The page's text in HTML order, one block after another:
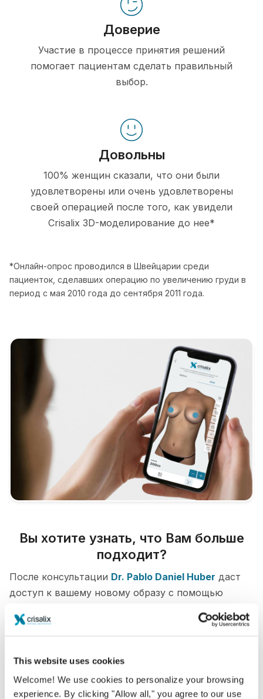
This website uses cookies
Welcome! We use cookies to personalize your browsing
experience. By clicking "Allow all," you agree to our use
Доверие
Участие в процессе принятия решений
помогает пациентам сделать правильный
выбор.
Довольны
100% женщин сказали, что они были
удовлетворены или очень удовлетворены
своей операцией после того, как увидели
Crisalix 3D-моделирование до нее*
*Онлайн-опрос проводился в Швейцарии среди
пациенток, сделавших операцию по увеличению груди в
период с мая 2010 года до сентября 2011 года.
Вы хотите узнать, что Вам больше
подходит?
После консультации Dr. Pablo Daniel Huber даст
доступ к вашему новому образу с помощью
можете прямо из дома. Это позволит вам
кем-либо, от кого вы хотите узнать мнение.
Увидьте "новую себя" в 3D прямо сейчас!